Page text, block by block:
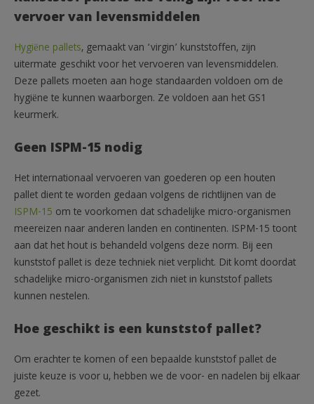
vervoer van levensmiddelen
Hygiëne pallets, gemaakt van ‘virgin’ kunststoffen, zijn
uitermate geschikt voor het vervoeren van levensmiddelen.
Deze pallets moeten aan hoge standaarden voldoen om de
hygiëne te kunnen waarborgen. Ze voldoen aan het GS1
keurmerk.
Geen ISPM-15 nodig
Het internationaal vervoeren van goederen op een houten
pallet dient te worden gedaan volgens de richtlijnen van de
ISPM-15 om te voorkomen dat schadelijke micro-organismen
meereizen naar anderen landen en continenten. ISPM-15 toont
aan dat het hout is behandeld volgens deze norm. Bij een
kunststof pallet is deze techniek niet verplicht. Dit komt doordat
schadelijke micro-organismen zich niet in kunststof pallets
kunnen nestelen.
Hoe geschikt is een kunststof pallet?
Om erachter te komen of een bepaalde kunststof pallet de
juiste keuze is voor u, hebben we de voor- en nadelen bij elkaar
gezet.